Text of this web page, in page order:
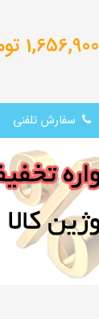
1,656,900
سفارش تلفنی